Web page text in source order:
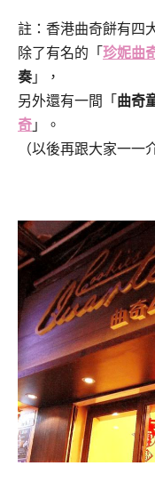
註：香港曲奇餅有四
除了有名的「 珍妮曲
奏」，
另外還有一間「 曲奇
奇 」。
（以後再跟大家一一